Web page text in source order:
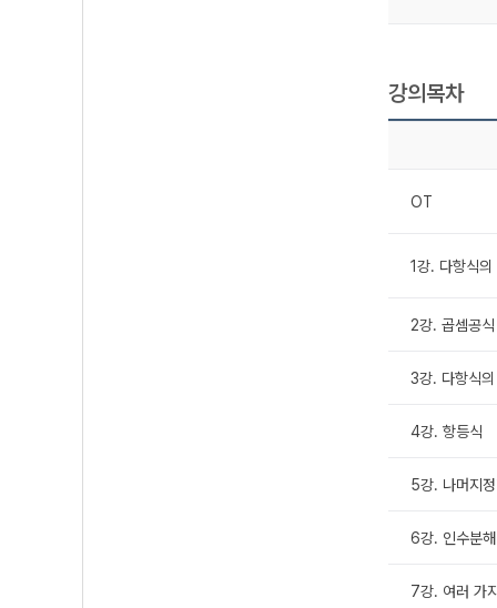
강의목차
OT
1강. 다항식
2강. 곱셈공식
3강. 다항식
4강. 항등식
5강. 나머지
6강. 인수분해
7강. 여러 가